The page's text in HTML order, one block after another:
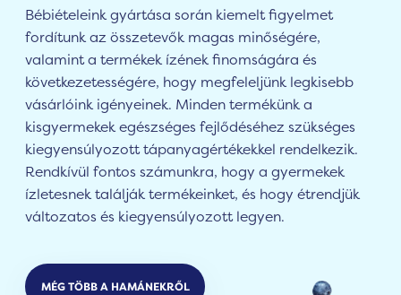
Bébiételeink gyártása során kiemelt figyelmet
fordítunk az összetevők magas minőségére,
valamint a termékek ízének finomságára és
következetességére, hogy megfeleljünk legkisebb
vásárlóink igényeinek. Minden termékünk a
kisgyermekek egészséges fejlődéséhez szükséges
kiegyensúlyozott tápanyagértékekkel rendelkezik.
Rendkívül fontos számunkra, hogy a gyermekek
ízletesnek találják termékeinket, és hogy étrendjük
változatos és kiegyensúlyozott legyen.
MÉG TÖBB A HAMÁNEKRŐL